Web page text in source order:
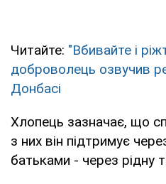
Читайте: "Вбивайте і
доброволець озвучив
Донбасі
Хлопець зазначає, що
з них він підтримує
батьками - через рідну